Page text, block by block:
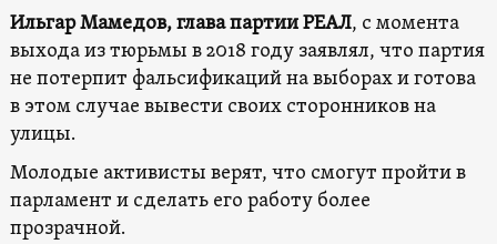
Ильгар Мамедов, глава партии РЕАЛ, с момента
выхода из тюрьмы в 2018 году заявлял, что партия
не потерпит фальсификаций на выборах и готова
в этом случае вывести своих сторонников на
улицы.
Молодые активисты верят, что смогут пройти в
парламент и сделать его работу более
прозрачной.